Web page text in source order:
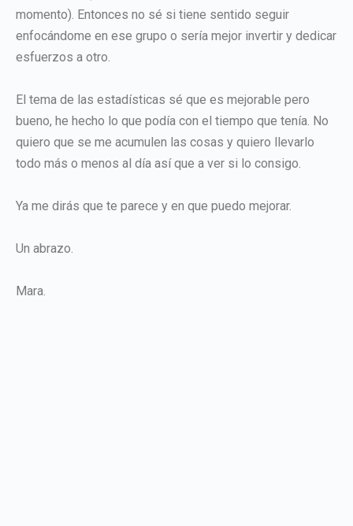
momento). Entonces no sé si tiene sentido seguir
enfocándome en ese grupo o sería mejor invertir y dedicar
esfuerzos a otro.
El tema de las estadísticas sé que es mejorable pero
bueno, he hecho lo que podía con el tiempo que tenía. No
quiero que se me acumulen las cosas y quiero llevarlo
todo más o menos al día así que a ver si lo consigo.
Ya me dirás que te parece y en que puedo mejorar.
Un abrazo.
Mara.